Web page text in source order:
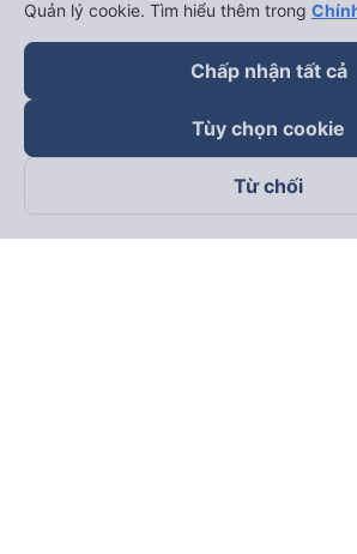
Theo dõi chúng tôi trên
Quản lý cookie. Tìm hiểu thêm trong
Chấp nhận tất cả
Tùy chọn cookie
Từ chối